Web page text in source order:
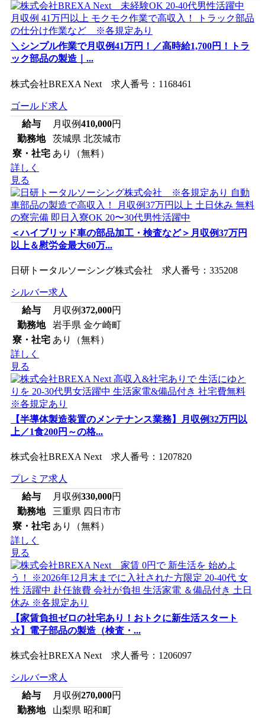
＼シンプル作業で月収例41万円！／高時給1,700円！トラ
ック部品の製造｜...
株式会社BREXA Next 求人番号：1168461
ゴールド求人
給与
月収例410,000円
勤務地
茨城県 北茨城市
寮・社宅 あり（無料）
詳しく
見る
＜ハイブリッド車の部品加工・検査など＞月収例37万円
以上＆慰労金最大60万...
日研トータルソーシング株式会社 求人番号：335208
シルバー求人
給与
月収例372,000円
勤務地
岩手県 金ケ崎町
寮・社宅 あり（無料）
詳しく
見る
【半導体製造装置のメンテナンス業務】月収例32万円以
上／1食200円～の格...
株式会社BREXA Next 求人番号：1207820
プレミア求人
給与
月収例330,000円
勤務地
三重県 四日市市
寮・社宅 あり（無料）
詳しく
見る
【家賃負担ゼロの社宅あり！おトクに新生活スタート
☆】電子部品の製造（検査・...
株式会社BREXA Next 求人番号：1206097
シルバー求人
給与
月収例270,000円
勤務地
山梨県 昭和町